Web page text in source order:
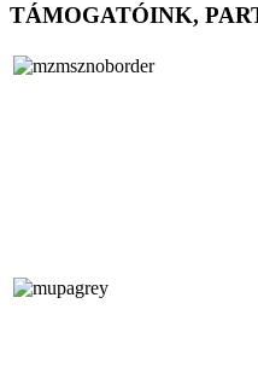
TÁMOGATÓINK,